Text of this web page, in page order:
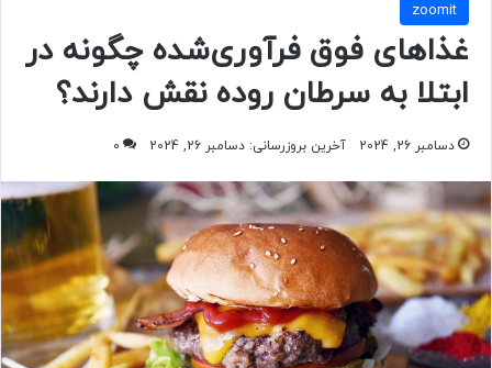
zoomit
غذاهای فوق فرآوری‌شده چگونه در
ابتلا به سرطان روده نقش دارند؟
دسامبر 26, 2024 آخرین بروزرسانی: دسامبر 26, 2024 0